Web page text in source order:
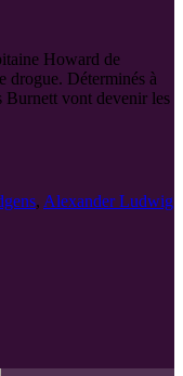
Howard de
drogue. Déterminés à
vont devenir les
, Alexander Ludwig